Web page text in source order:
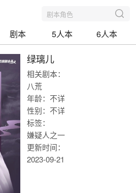
剧本角色
剧本 5人本 6人本
绿璃儿
相关剧本：
八荒
年龄：不详
性别：不详
标签：
嫌疑人之一
更新时间：
2023-09-21